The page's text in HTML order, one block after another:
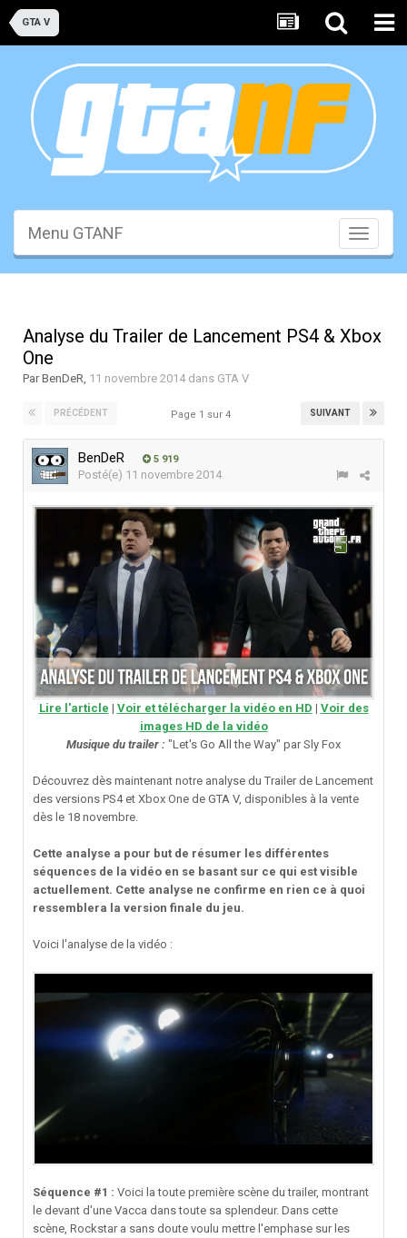
GTA V
Toggle
Menu GTANF
Analyse du Trailer de Lancement PS4 & Xbox
One
ParBenDeR, 11 novembre 2014dans GTA V
PRÉCÉDENT SUIVANT
Page 1 sur 4
BenDeR 5 919
Posté(e) 11 novembre 2014
Lire l'article | Voir et télécharger la vidéo en HD | Voir des
images HD de la vidéo
Musique du trailer : "Let's Go All the Way" par Sly Fox
Découvrez dès maintenant notre analyse du Trailer de Lancement
des versions PS4 et Xbox One de GTA V, disponibles à la vente
dès le 18 novembre.
Cette analyse a pour but de résumer les différentes
séquences de la vidéo en se basant sur ce qui est visible
actuellement. Cette analyse ne confirme en rien ce à quoi
ressemblera la version finale du jeu.
Voici l'analyse de la vidéo :
Séquence #1 : Voici la toute première scène du trailer, montrant
le devant d'une Vacca dans toute sa splendeur. Dans cette
scène, Rockstar a sans doute voulu mettre l'emphase sur les